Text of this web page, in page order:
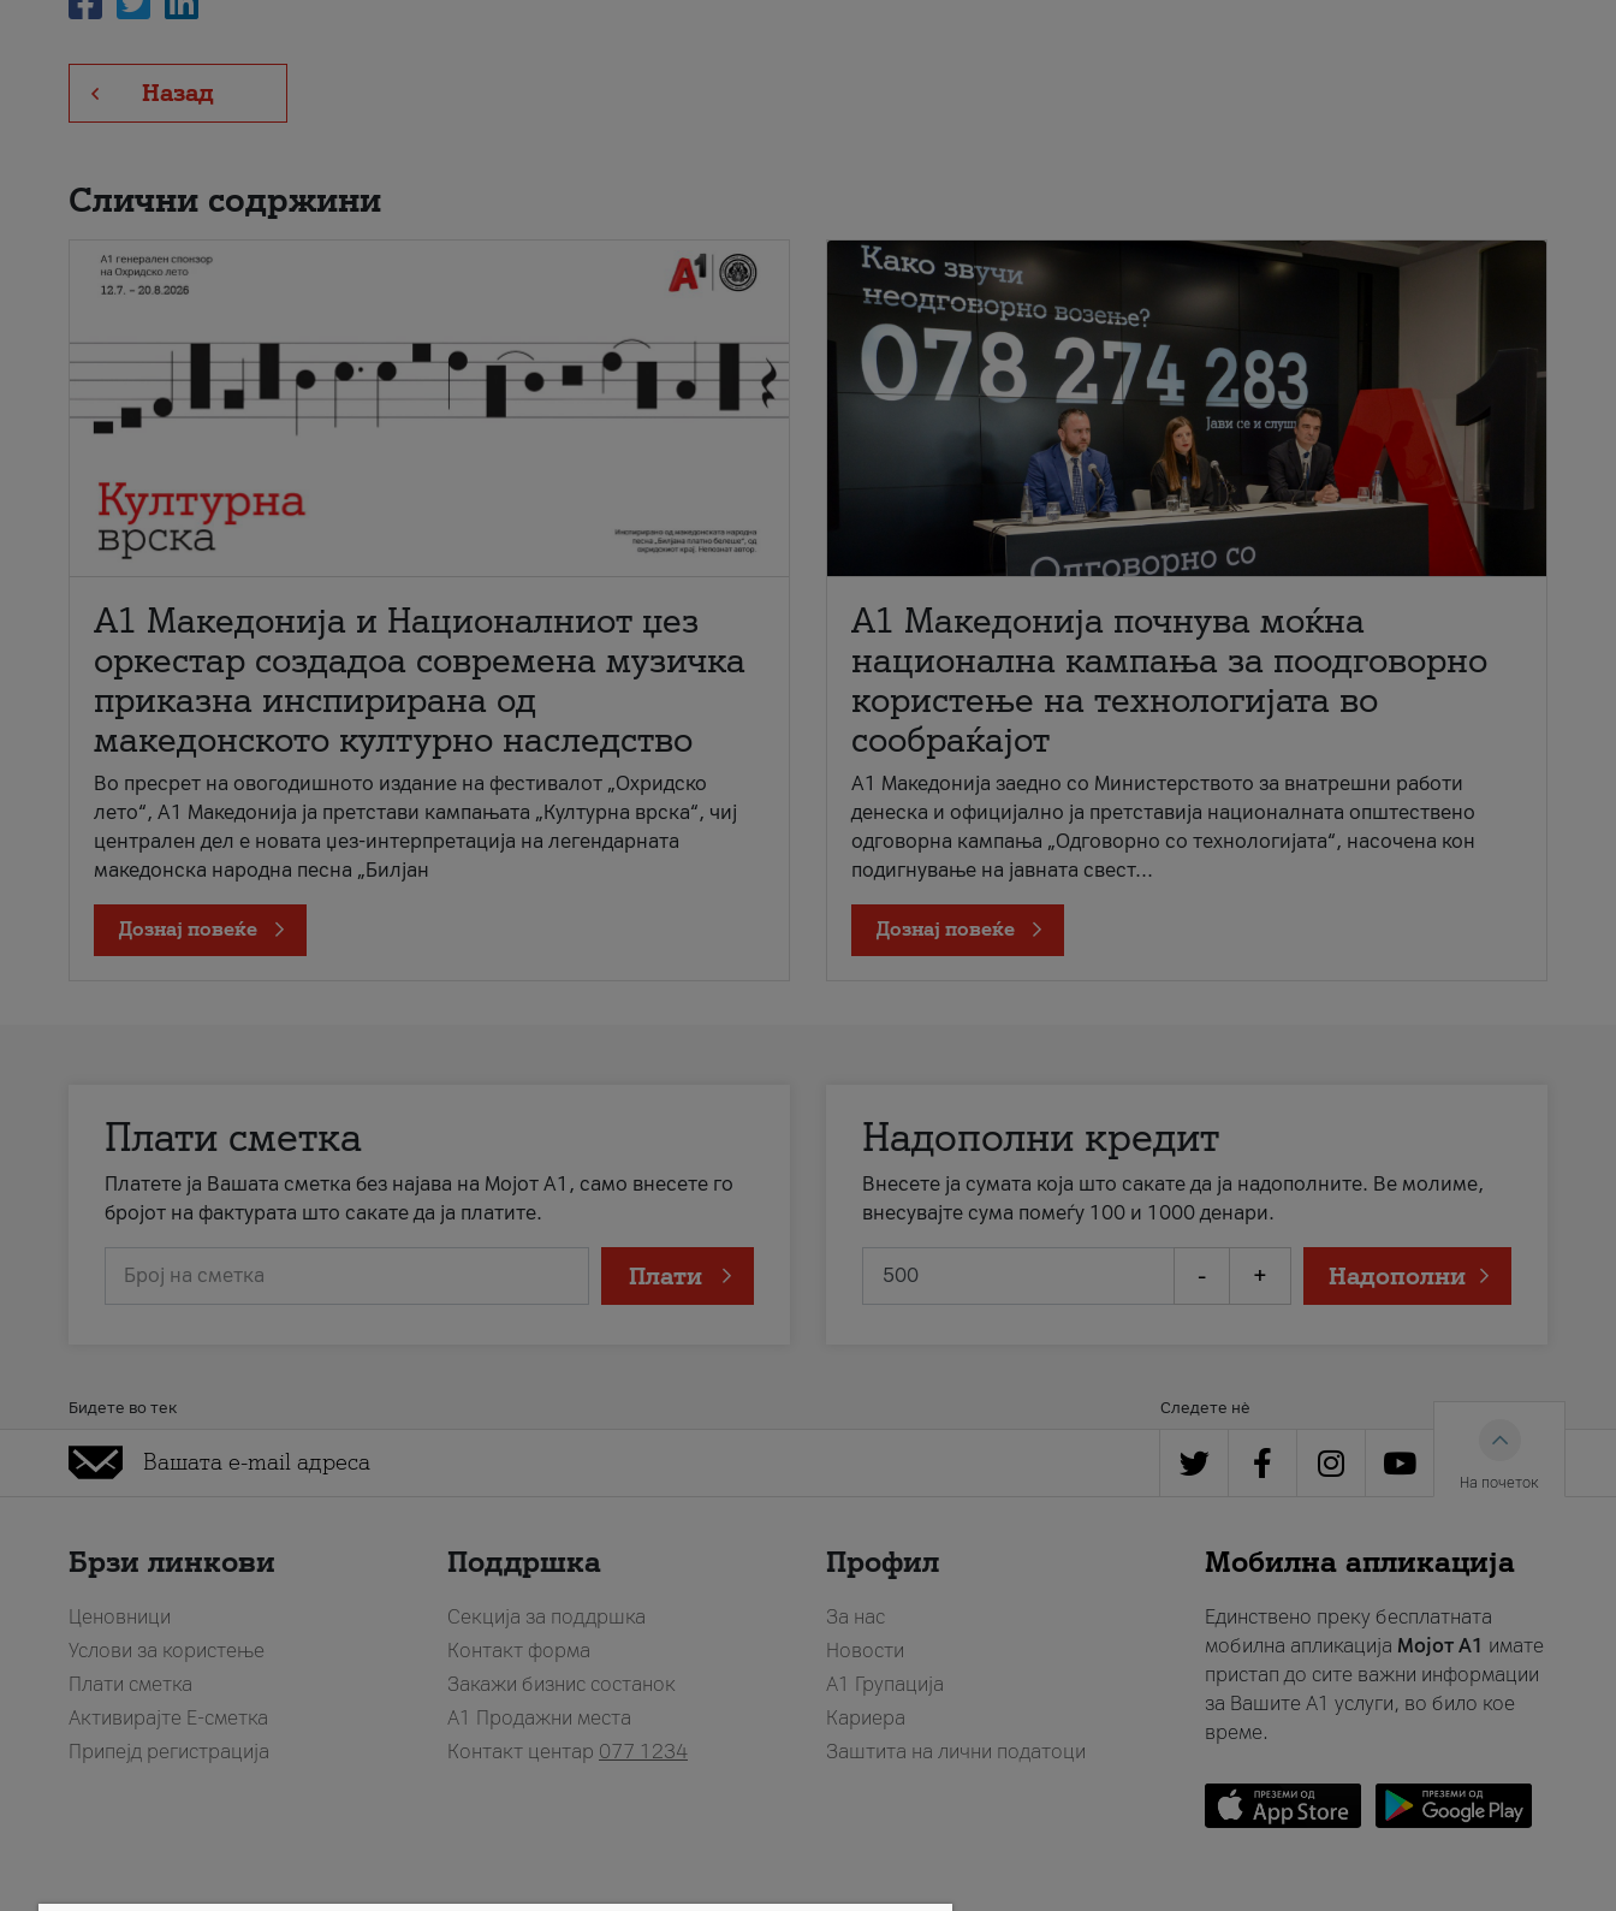
Назад
Слични содржини
А1 Македонија и Националниот џез
оркестар создадоа современа музичка
приказна инспирирана од
македонското културно наследство
Во пресрет на овогодишното издание на фестивалот „Охридско
лето“, А1 Македонија ја претстави кампањата „Културна врска“, чиј
централен дел е новата џез-интерпретација на легендарната
македонска народна песна „Билјан
Дознај повеќе
A1 Македонија почнува моќна
национална кампања за поодговорно
користење на технологијата во
сообраќајот
A1 Македонија заедно со Министерството за внатрешни работи
денеска и официјално ја претставија националната општествено
одговорна кампања „Одговорно со технологијата“, насочена кон
подигнување на јавната свест...
Дознај повеќе
Плати сметка
Платете ја Вашата сметка без најава на Мојот А1, само внесете го
бројот на фактурата што сакате да ја платите.
Број на сметка Плати
Надополни кредит
Внесете ја сумата која што сакате да ја надополните. Ве молиме,
внесувајте сума помеѓу 100 и 1000 денари.
- + Надополни
Бидете во тек Следете нè
На почеток
Брзи линкови
Ценовници
Услови за користење
Плати сметка
Активирајте Е-сметка
Припејд регистрација
Поддршка
Секција за поддршка
Контакт форма
Закажи бизнис состанок
A1 Продажни места
Контакт центар 077 1234
Профил
За нас
Новости
А1 Групација
Кариера
Заштита на лични податоци
Мобилна апликација
Единствено преку бесплатната
мобилна апликација Мојот A1 имате
пристап до сите важни информации
за Вашите A1 услуги, во било кое
време.